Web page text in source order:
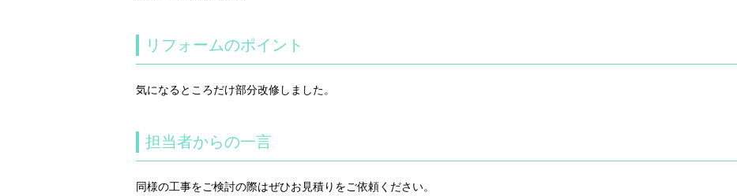
リフォームのポイント
気になるところだけ部分改修しました。
担当者からの一言
同様の工事をご検討の際はぜひお見積りをご依頼ください。